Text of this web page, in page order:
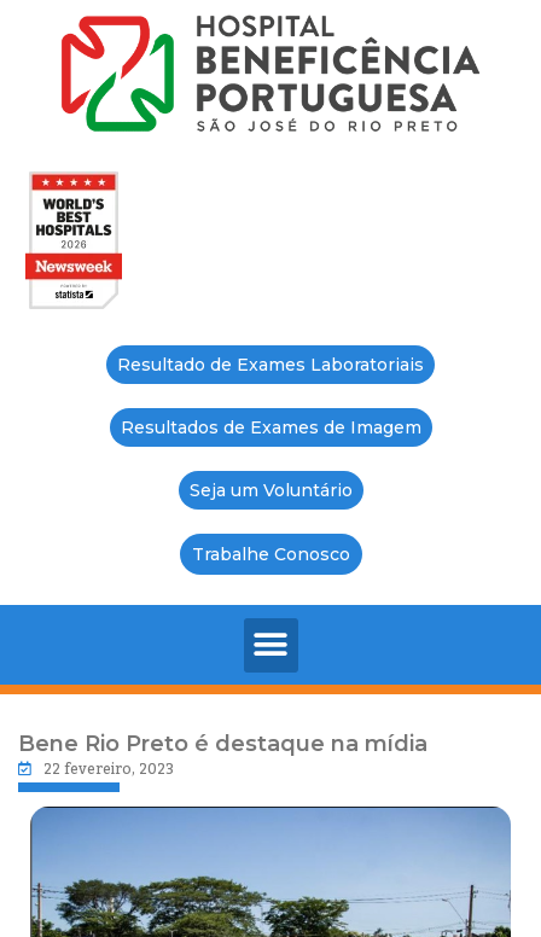
Resultado de Exames Laboratoriais
Resultados de Exames de Imagem
Seja um Voluntário
Trabalhe Conosco
Bene Rio Preto é destaque na mídia
22 fevereiro, 2023